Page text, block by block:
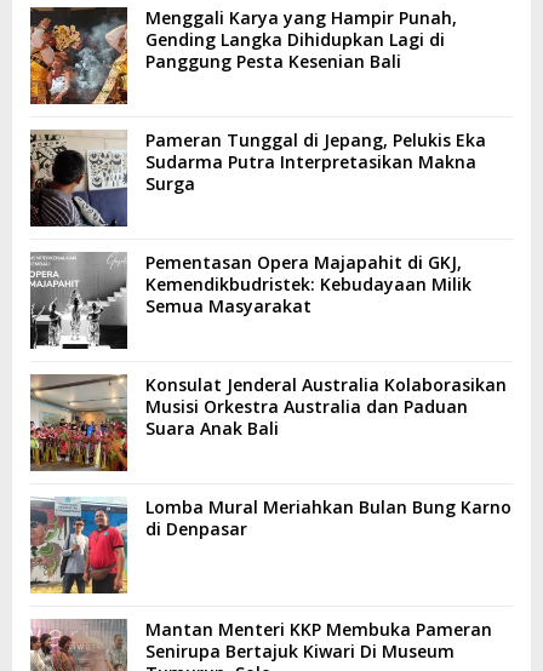
Menggali Karya yang Hampir Punah,
Gending Langka Dihidupkan Lagi di
Panggung Pesta Kesenian Bali
Pameran Tunggal di Jepang, Pelukis Eka
Sudarma Putra Interpretasikan Makna
Surga
Pementasan Opera Majapahit di GKJ,
Kemendikbudristek: Kebudayaan Milik
Semua Masyarakat
Konsulat Jenderal Australia Kolaborasikan
Musisi Orkestra Australia dan Paduan
Suara Anak Bali
Lomba Mural Meriahkan Bulan Bung Karno
di Denpasar
Mantan Menteri KKP Membuka Pameran
Senirupa Bertajuk Kiwari Di Museum